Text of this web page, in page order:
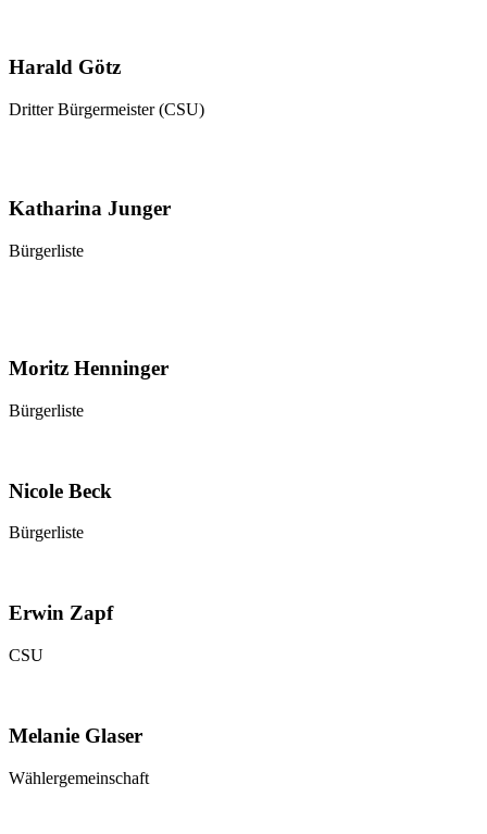
Harald Götz
Dritter Bürgermeister (CSU)
Katharina Junger
Bürgerliste
Moritz Henninger
Bürgerliste
Nicole Beck
Bürgerliste
Erwin Zapf
CSU
Melanie Glaser
Wählergemeinschaft